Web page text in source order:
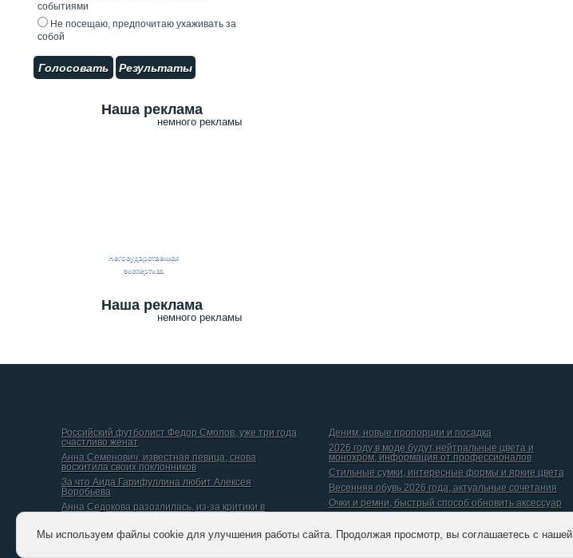
событиями
Не посещаю, предпочитаю ухаживать за
собой
Голосовать Результаты
Наша реклама
немного рекламы
Негосударственная
экспертиза
Наша реклама
немного рекламы
Российский футболист Федор Смолов, уже три года
счастливо женат
Анна Семенович, известная певица, снова
восхитила своих поклонников
За что Аида Гарифуллина любит Алексея
Воробьева
Анна Седокова разозлилась, из-за критики в
Даниил Вершинин, рассказал о том, какой он видит
идеальную женщину
Деним, новые пропорции и посадка
2026 году в моде будут нейтральные цвета и
монохром, информация от профессионалов
Стильные сумки, интересные формы и яркие цвета
Весенняя обувь 2026 года, актуальные сочетания
Очки и ремни, быстрый способ обновить аксессуар
Мы используем файлы cookie для улучшения работы сайта. Продолжая просмотр, вы соглашаетесь с нашей